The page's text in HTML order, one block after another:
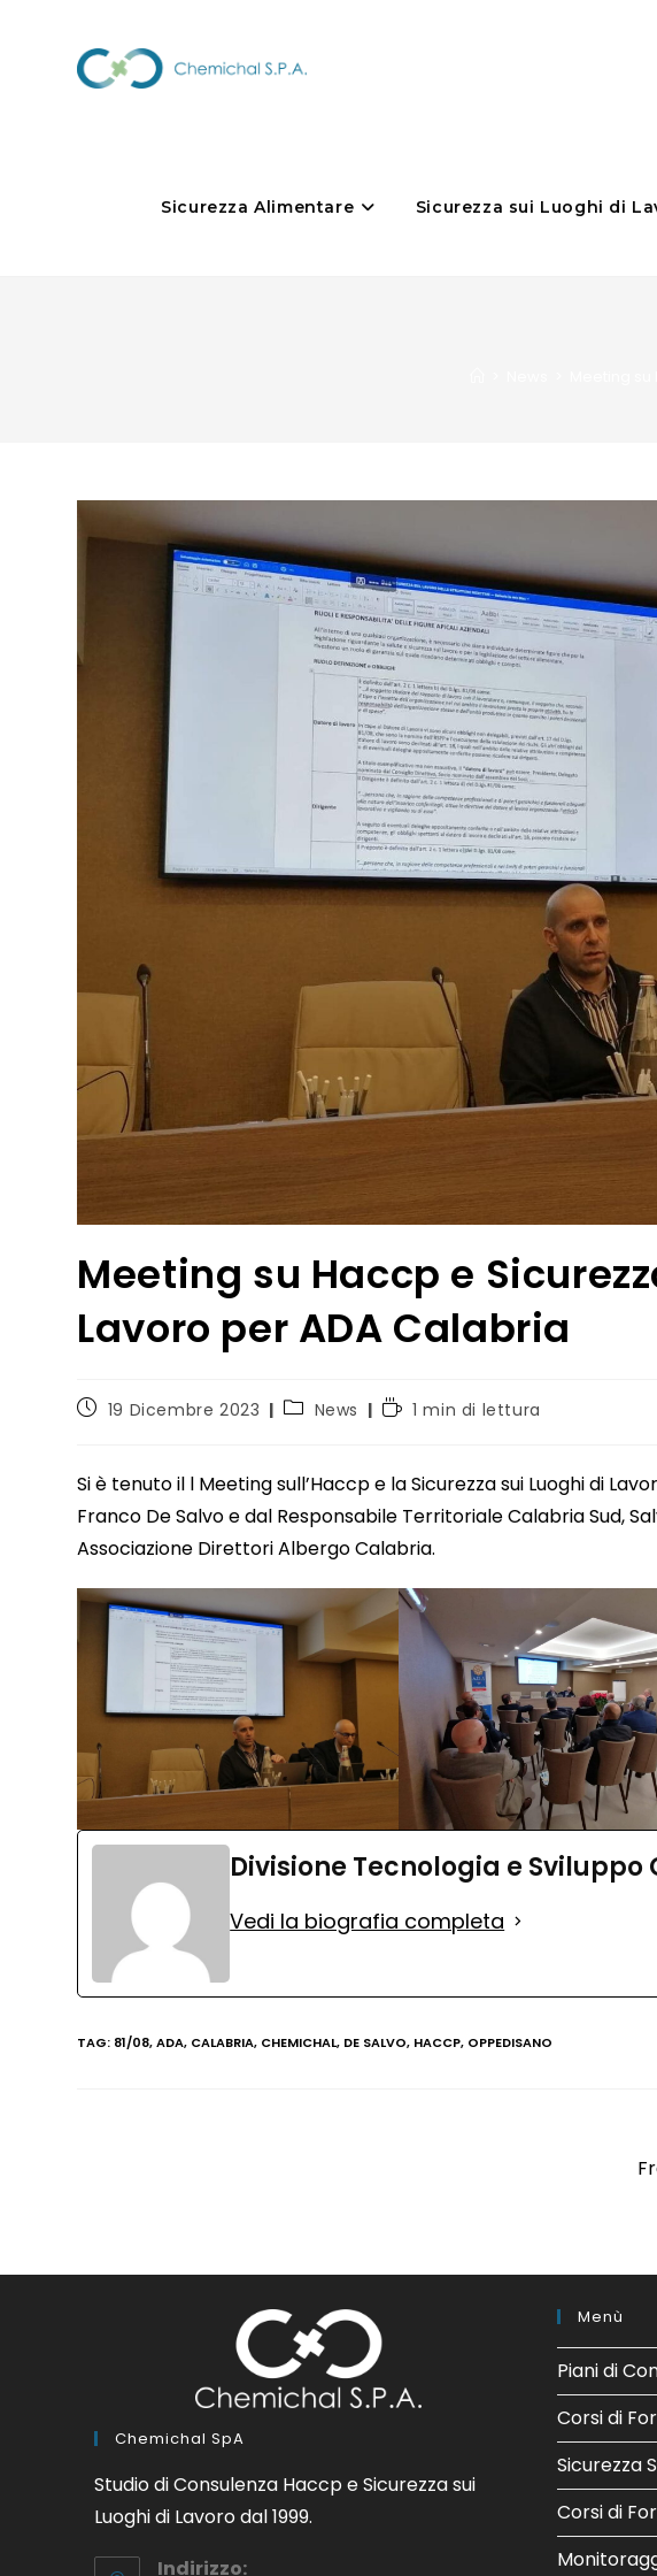
Sicurezza Alimentare Sicurezza sui Luoghi di
Meeting su Haccp e
Lavoro per ADA Calabria
19 Dicembre 2023 News 1 min di lettura
Si è tenuto il l Meeting sull’Haccp e la Sicurezza sui Luoghi di
Franco De Salvo e dal Responsabile Territoriale Calabria Sud,
Associazione Direttori Albergo Calabria.
Divisione Tecnologia e Sviluppo
Vedi la biografia completa
TAG: 81/08, ADA, CALABRIA, CHEMICHAL, DE SALVO, HACCP, OPPEDISANO
Chemichal SpA
Studio di Consulenza Haccp e Sicurezza sui
Luoghi di Lavoro dal 1999.
Indirizzo:
Menù
Piani di
Corsi di
Sicurezza
Corsi di